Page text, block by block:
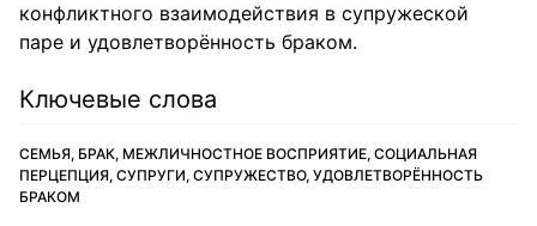
конфликтного взаимодействия в супружеской
паре и удовлетворённость браком.
Ключевые слова
СЕМЬЯ, БРАК, МЕЖЛИЧНОСТНОЕ ВОСПРИЯТИЕ, СОЦИАЛЬНАЯ
ПЕРЦЕПЦИЯ, СУПРУГИ, СУПРУЖЕСТВО, УДОВЛЕТВОРЁННОСТЬ
БРАКОМ